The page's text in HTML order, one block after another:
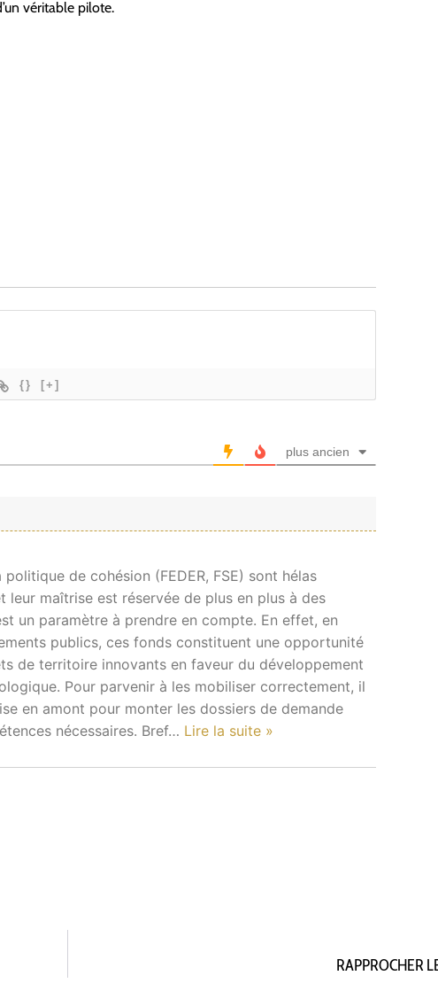
véritable pilote.
{} [+]
plus ancien
de cohésion (FEDER, FSE) sont hélas
leur maîtrise est réservée de plus en plus à des
un paramètre à prendre en compte. En effet, en
publics, ces fonds constituent une opportunité
de territoire innovants en faveur du développement
Pour parvenir à les mobiliser correctement, il
en amont pour monter les dossiers de demande
nécessaires. Bref… Lire la suite »
RAPPROCHER